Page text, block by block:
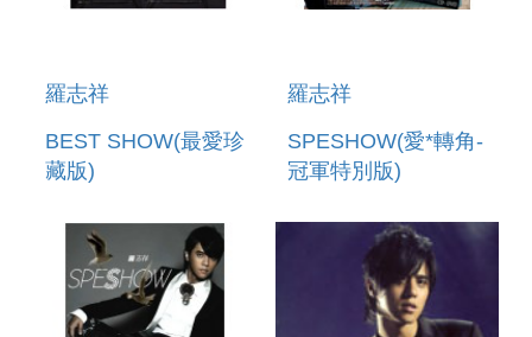
羅志祥
BEST SHOW(最愛珍
藏版)
羅志祥
SPESHOW(愛*轉角-
冠軍特別版)